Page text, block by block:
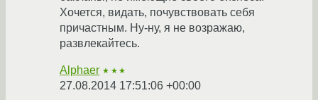
Хочется, видать, почувствовать себя
причастным. Ну-ну, я не возражаю,
развлекайтесь.
Alphaer ★★★
27.08.2014 17:51:06 +00:00